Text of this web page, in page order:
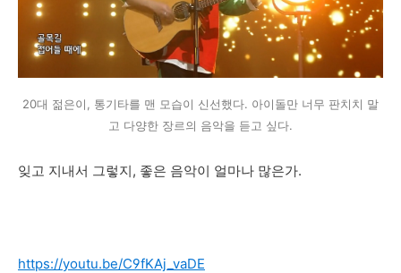
20대 젊은이, 통기타를 맨 모습이 신선했다. 아이돌만 너무 판치치 말
고 다양한 장르의 음악을 듣고 싶다.
잊고 지내서 그렇지, 좋은 음악이 얼마나 많은가.
https://youtu.be/C9fKAj_vaDE